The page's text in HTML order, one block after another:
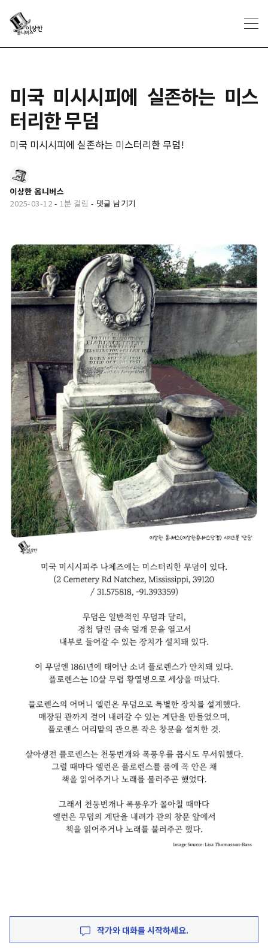
미국 미시시피에 실존하는 미스
터리한 무덤
미국 미시시피에 실존하는 미스터리한 무덤!
이상한 옴니버스
2025-03-12 - 1분 걸림 - 댓글 남기기
작가와 대화를 시작하세요.